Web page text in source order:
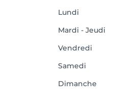
Lundi
Mardi - Jeudi
Vendredi
Samedi
Dimanche